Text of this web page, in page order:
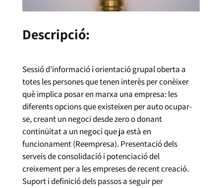
Descripció:
Sessió d’informació i orientació grupal oberta a
totes les persones que tenen interès per conèixer
què implica posar en marxa una empresa: les
diferents opcions que existeixen per auto ocupar-
se, creant un negoci desde zero o donant
continüitat a un negoci que ja està en
funcionament (Reempresa). Presentació dels
serveis de consolidació i potenciació del
creixement per a les empreses de recent creació.
Suport i definició dels passos a seguir per